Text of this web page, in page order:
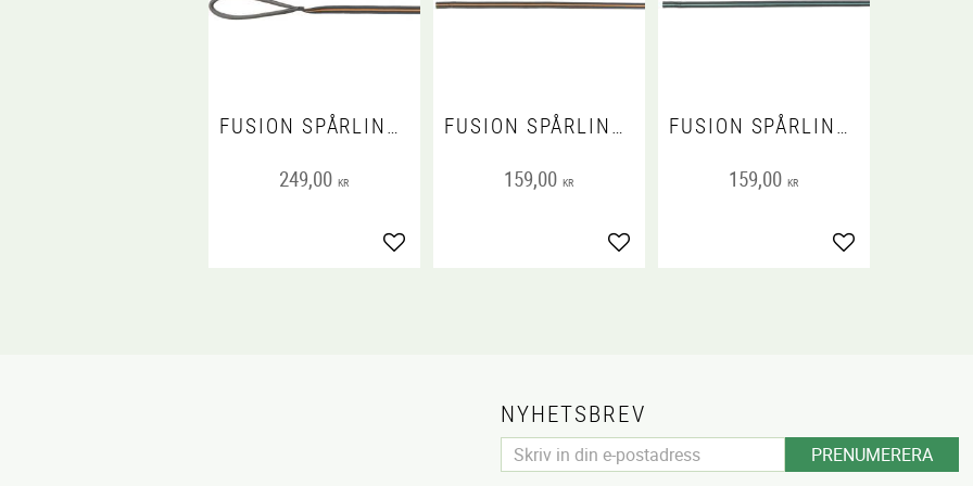
FUSION SPÅRLINA GUMMERAD, M-XL: 5 M/17 MM, GRAFIT/PAPAYA
249,00 KR
Lägg till i favoriter
FUSION SPÅRLINA GUMMERAD, M-XL: 3 M/17 MM, GRAFIT/OCEAN
159,00 KR
Lägg till i favoriter
FUSION SPÅRLINA GUMMERAD, M-XL: 3 M/17 MM, GRAFIT/PAPAYA
159,00 KR
Lägg till i
NYHETSBREV
PRENUMERERA